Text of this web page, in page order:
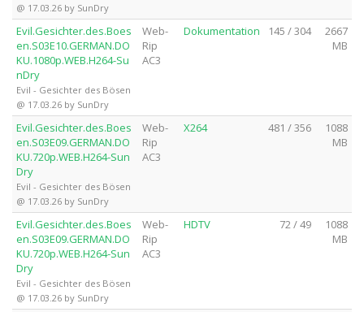
@ 17.03.26 by SunDry
Evil.Gesichter.des.Boes
en.S03E10.GERMAN.DO
KU.1080p.WEB.H264-Su
nDry
Evil - Gesichter des Bösen
@ 17.03.26 by SunDry
Web-
Rip
AC3
Dokumentation 145 / 304
2667
MB
Evil.Gesichter.des.Boes
en.S03E09.GERMAN.DO
KU.720p.WEB.H264-Sun
Dry
Evil - Gesichter des Bösen
@ 17.03.26 by SunDry
Web-
Rip
AC3
X264 481 / 356
1088
MB
Evil.Gesichter.des.Boes
en.S03E09.GERMAN.DO
KU.720p.WEB.H264-Sun
Dry
Evil - Gesichter des Bösen
@ 17.03.26 by SunDry
Web-
Rip
AC3
HDTV 72 / 49
1088
MB